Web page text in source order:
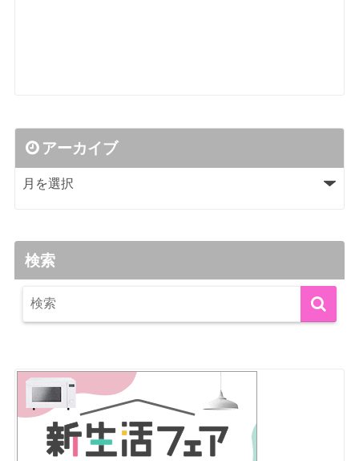
アーカイブ
検索